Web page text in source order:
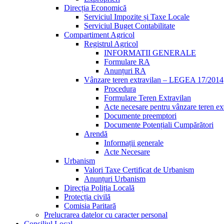
Direcția Economică
Serviciul Impozite și Taxe Locale
Serviciul Buget Contabilitate
Compartiment Agricol
Registrul Agricol
INFORMATII GENERALE
Formulare RA
Anunțuri RA
Vânzare teren extravilan – LEGEA 17/2014
Procedura
Formulare Teren Extravilan
Acte necesare pentru vânzare teren
Documente preemptori
Documente Potențiali Cumpărători
Arendă
Informații generale
Acte Necesare
Urbanism
Valori Taxe Certificat de Urbanism
Anunțuri Urbanism
Direcția Poliția Locală
Protecția civilă
Comisia Paritară
Prelucrarea datelor cu caracter personal